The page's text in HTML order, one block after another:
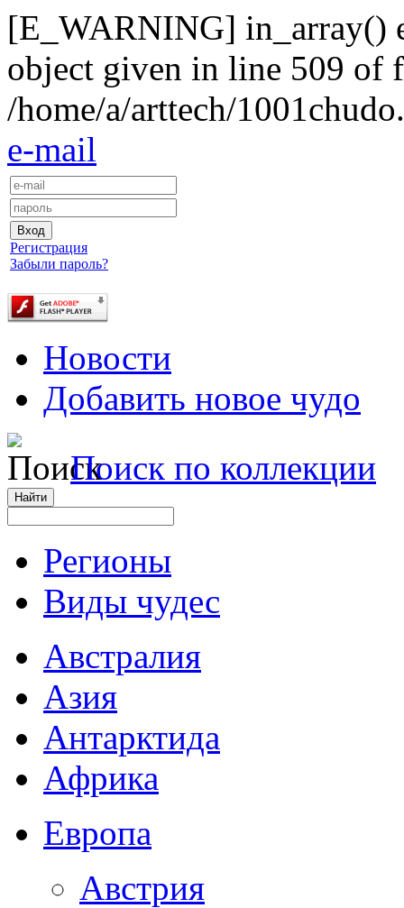
[E_WARNING] in_array()
object given in line 509 of
/home/a/arttech/
e-mail
Регистрация
Забыли пароль?
Новости
Добавить новое чудо
Поиск по коллекции
Регионы
Виды чудес
Австралия
Азия
Антарктида
Африка
Европа
Австрия